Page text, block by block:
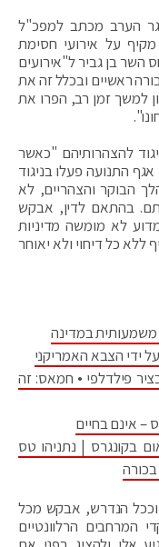
הערב מכתב למפכ"ל
על אירועי חסימת
השר בן גביר ל"אירועים
ראשיים ובכלל זה את
למשך זמן רב, הפרו את
להצהרותיהם "כאשר
התנועה פעלו בניגוד
הבוקר והצהריים, לא
בהתאם לדין, אבקש
לא מומשה מדיניות
כל דיחוי ולא יאוחר
משמעותית במדינה
ידי הצבא האמריקני
פילדלפי • חמאס: זה
– אינם בחיים
בקונגרס | נתניהו טס
הנדרש, אבקש מכל
המרחבים הרלוונטיים